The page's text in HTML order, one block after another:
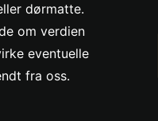
dørmatte.
om verdien
eventuelle
fra oss.